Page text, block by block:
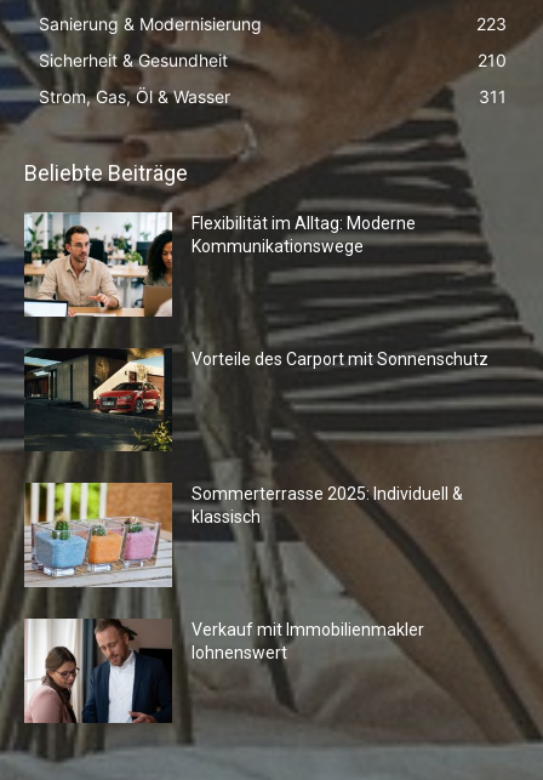
Sanierung & Modernisierung
223
Sicherheit & Gesundheit
210
Strom, Gas, Öl & Wasser
311
Beliebte Beiträge
Flexibilität im Alltag: Moderne
Kommunikationswege
Vorteile des Carport mit Sonnenschutz
Sommerterrasse 2025: Individuell &
klassisch
Verkauf mit Immobilienmakler
lohnenswert